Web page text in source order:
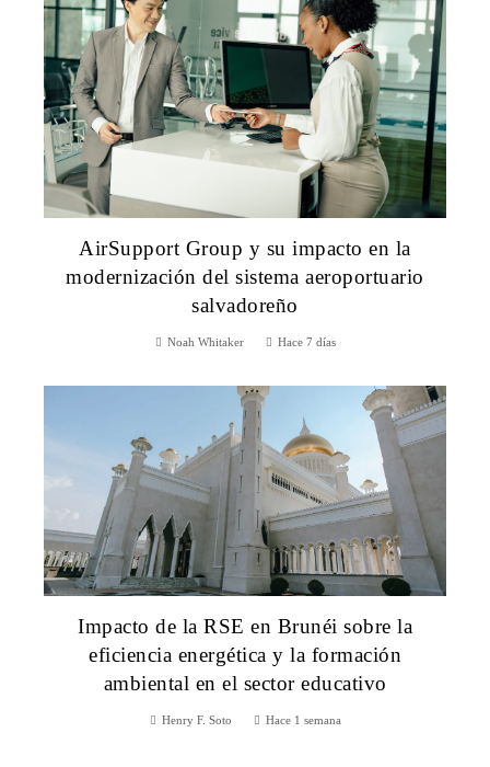
AirSupport Group y su impacto en la
modernización del sistema aeroportuario
salvadoreño
Noah Whitaker Hace 7 días
Impacto de la RSE en Brunéi sobre la
eficiencia energética y la formación
ambiental en el sector educativo
Henry F. Soto Hace 1 semana